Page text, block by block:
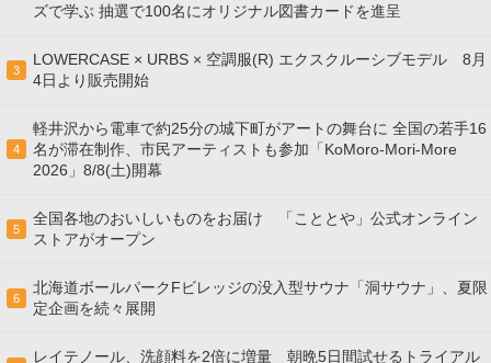
ズで学ぶ 抽選で100名にオリジナル図書カードを進呈
3
LOWERCASE × URBS × 空調服(R) エクスクルーシブモデル 8月
4日より販売開始
4
軽井沢から電車で約25分の城下町がアートの舞台に 全国の若手16
名が滞在制作、市民アーティストも参加「KoMoro-Mori-More
2026」8/8(土)開幕
5
全国各地のおいしいものをお届け 「こととや」公式オンライン
ストアがオープン
6
北海道ボールパークFビレッジの没入型サウナ「洞サウナ」、夏限
定企画を続々展開
レイテノール、洗顔料を2倍に増量 朝晩5日間試せるトライアル